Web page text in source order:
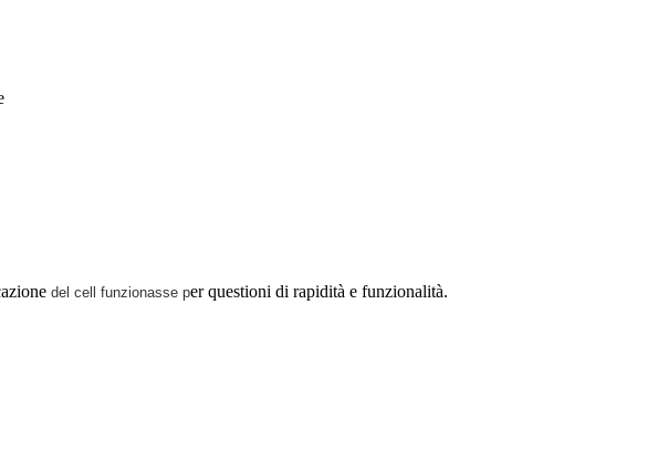
del cell funzionasse per questioni di rapidità e funzionalità.